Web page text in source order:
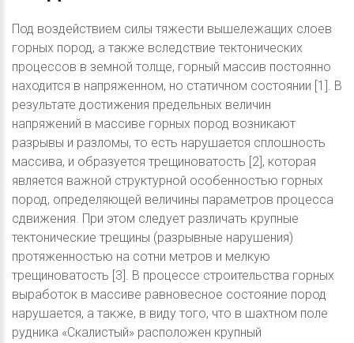
Под воздействием силы тяжести вышележащих слоев
горных пород, а также вследствие тектонических
процессов в земной толще, горный массив постоянно
находится в напряженном, но статичном состоянии [1]. В
результате достижения предельных величин
напряжений в массиве горных пород возникают
разрывы и разломы, то есть нарушается сплошность
массива, и образуется трещиноватость [2], которая
является важной структурной особенностью горных
пород, определяющей величины параметров процесса
сдвижения. При этом следует различать крупные
тектонические трещины (разрывные нарушения)
протяженностью на сотни метров и мелкую
трещиноватость [3]. В процессе строительства горных
выработок в массиве равновесное состояние пород
нарушается, а также, в виду того, что в шахтном поле
рудника «Скалистый» расположен крупный